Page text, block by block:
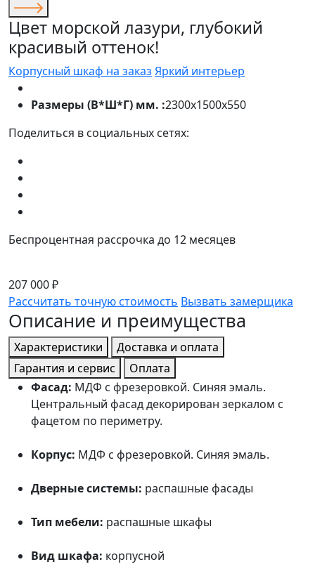
Цвет морской лазури, глубокий
красивый оттенок!
Корпусный шкаф на заказ Яркий интерьер
Размеры (В*Ш*Г) мм. :2300х1500х550
Поделиться в социальных сетях:
Беспроцентная рассрочка до 12 месяцев
207 000 ₽
Рассчитать точную стоимость Вызвать замерщика
Описание и преимущества
Характеристики
Доставка и оплата
Гарантия и сервис
Оплата
Фасад: МДФ с фрезеровкой. Синяя эмаль.
Центральный фасад декорирован зеркалом с
фацетом по периметру.
Корпус: МДФ с фрезеровкой. Синяя эмаль.
Дверные системы: распашные фасады
Тип мебели: распашные шкафы
Вид шкафа: корпусной